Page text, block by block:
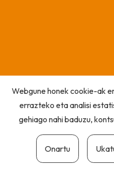
Webgune honek cookie-ak
errazteko eta analisi
gehiago nahi baduzu,
Onartu